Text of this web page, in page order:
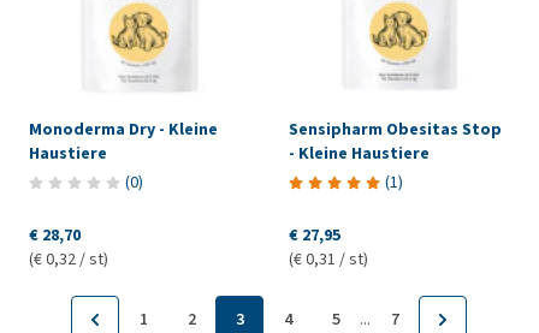
Monoderma Dry - Kleine
Haustiere
(0)
€ 28,70
(€ 0,32 / st)
Sensipharm Obesitas Stop
- Kleine Haustiere
(1)
€ 27,95
(€ 0,31 / st)
1 2 3 4 5 ... 7